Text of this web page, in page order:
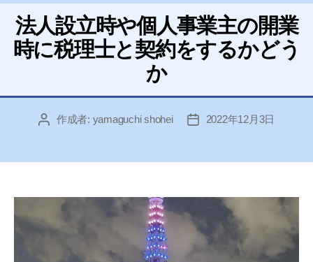
ゴ
リ
ー
法人設立時や個人事業主の開業
時に税理士と契約をするかどう
か
投 作成者: yamaguchi shohei
投
2022年12月3日